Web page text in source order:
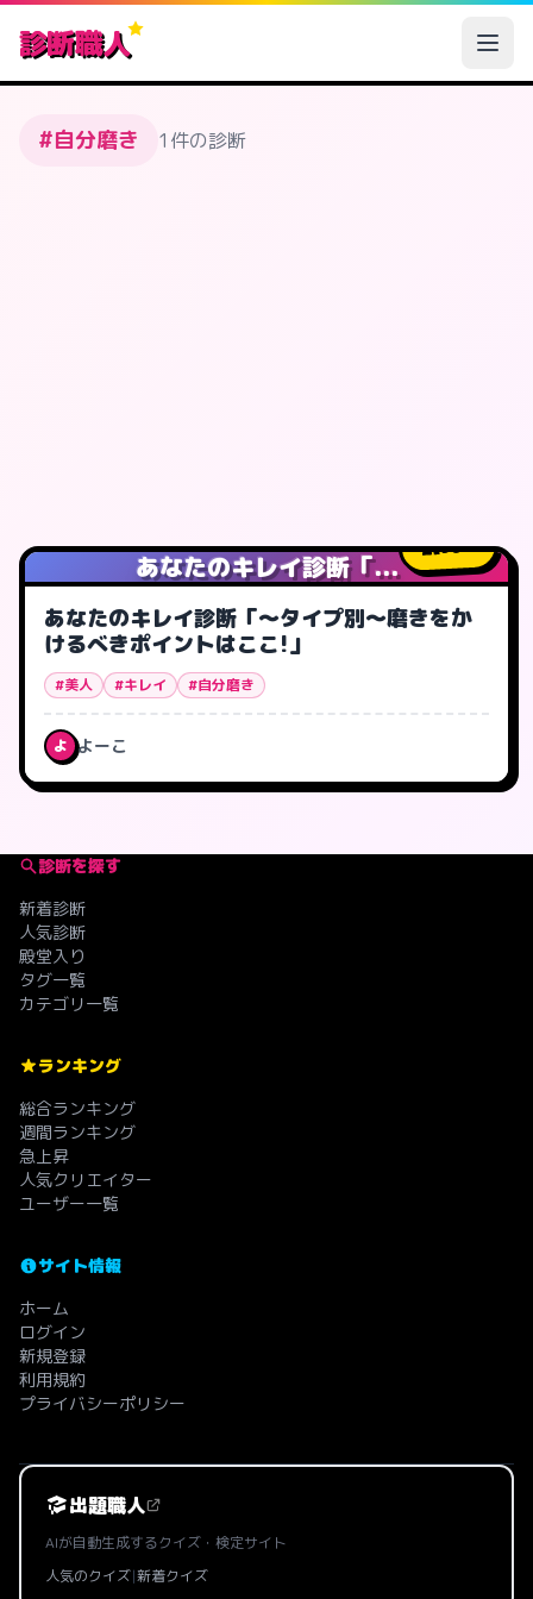
診断職人
#自分磨き 1件の診断
あなたのキレイ診断「...
96人
あなたのキレイ診断「〜タイプ別〜磨きをか
けるべきポイントはここ!」
#美人 #キレイ #自分磨き
よ よーこ
診断を探す
新着診断
人気診断
殿堂入り
タグ一覧
カテゴリ一覧
ランキング
総合ランキング
週間ランキング
急上昇
人気クリエイター
ユーザー一覧
サイト情報
ホーム
ログイン
新規登録
利用規約
プライバシーポリシー
出題職人
AIが自動生成するクイズ・検定サイト
人気のクイズ|新着クイズ